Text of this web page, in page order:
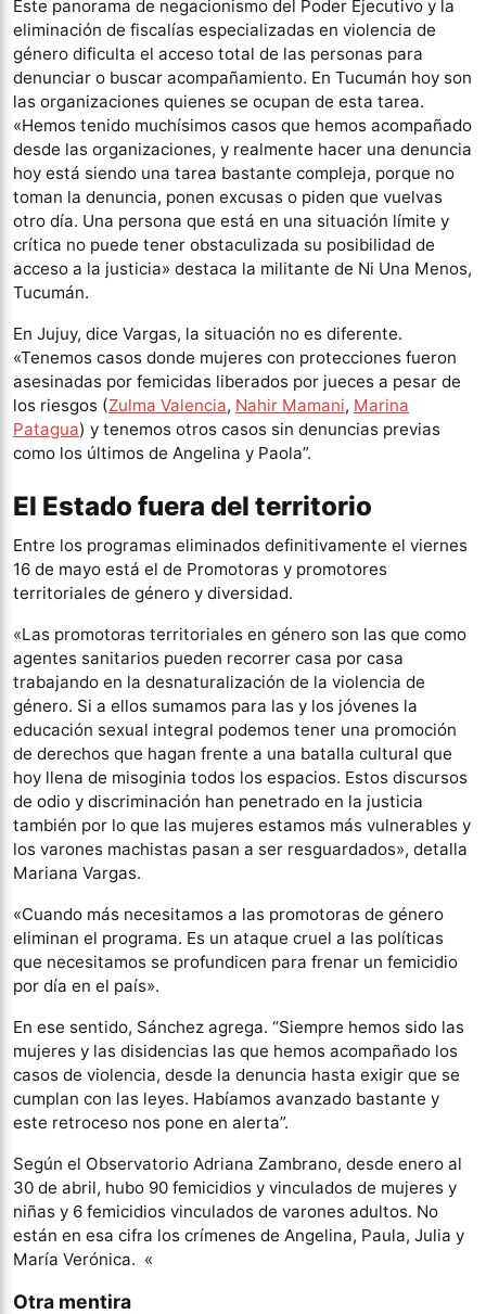
Este panorama de negacionismo del Poder Ejecutivo y la
eliminación de fiscalías especializadas en violencia de
género dificulta el acceso total de las personas para
denunciar o buscar acompañamiento. En Tucumán hoy son
las organizaciones quienes se ocupan de esta tarea.
«Hemos tenido muchísimos casos que hemos acompañado
desde las organizaciones, y realmente hacer una denuncia
hoy está siendo una tarea bastante compleja, porque no
toman la denuncia, ponen excusas o piden que vuelvas
otro día. Una persona que está en una situación límite y
crítica no puede tener obstaculizada su posibilidad de
acceso a la justicia» destaca la militante de Ni Una Menos,
Tucumán.
En Jujuy, dice Vargas, la situación no es diferente.
«Tenemos casos donde mujeres con protecciones fueron
asesinadas por femicidas liberados por jueces a pesar de
los riesgos (Zulma Valencia, Nahir Mamani, Marina
Patagua) y tenemos otros casos sin denuncias previas
como los últimos de Angelina y Paola”.
El Estado fuera del territorio
Entre los programas eliminados definitivamente el viernes
16 de mayo está el de Promotoras y promotores
territoriales de género y diversidad.
«Las promotoras territoriales en género son las que como
agentes sanitarios pueden recorrer casa por casa
trabajando en la desnaturalización de la violencia de
género. Si a ellos sumamos para las y los jóvenes la
educación sexual integral podemos tener una promoción
de derechos que hagan frente a una batalla cultural que
hoy llena de misoginia todos los espacios. Estos discursos
de odio y discriminación han penetrado en la justicia
también por lo que las mujeres estamos más vulnerables y
los varones machistas pasan a ser resguardados», detalla
Mariana Vargas.
«Cuando más necesitamos a las promotoras de género
eliminan el programa. Es un ataque cruel a las políticas
que necesitamos se profundicen para frenar un femicidio
por día en el país».
En ese sentido, Sánchez agrega. “Siempre hemos sido las
mujeres y las disidencias las que hemos acompañado los
casos de violencia, desde la denuncia hasta exigir que se
cumplan con las leyes. Habíamos avanzado bastante y
este retroceso nos pone en alerta”.
Según el Observatorio Adriana Zambrano, desde enero al
30 de abril, hubo 90 femicidios y vinculados de mujeres y
niñas y 6 femicidios vinculados de varones adultos. No
están en esa cifra los crímenes de Angelina, Paula, Julia y
María Verónica. «
Otra mentira